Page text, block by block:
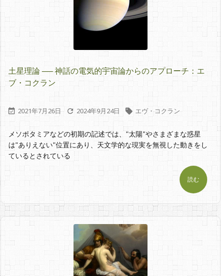
土星理論 ── 神話の電気的宇宙論からのアプローチ：エ
ブ・コクラン
 2021年7月26日  2024年9月24日  エヴ・コクラン
メソポタミアなどの初期の記述では、"太陽"やさまざまな惑星
は"ありえない"位置にあり、天文学的な現実を無視した動きをし
ているとされている
読む